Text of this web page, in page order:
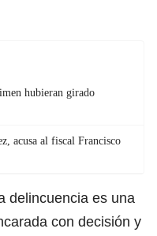
hubieran girado
acusa al fiscal Francisco
delincuencia es una
con decisión y